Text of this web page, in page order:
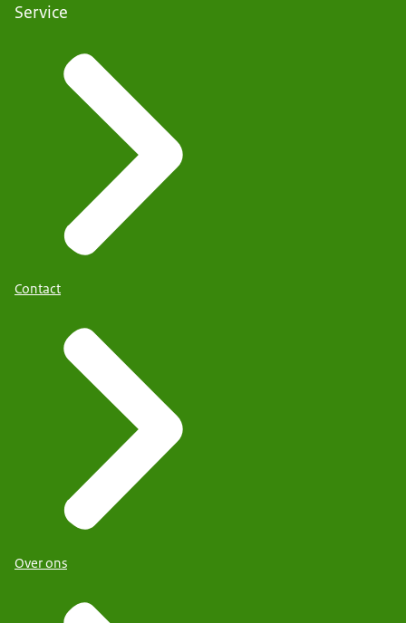
Service
Contact
Over ons